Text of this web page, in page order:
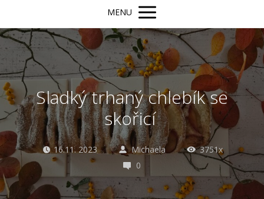
MENU
Sladký trhaný chlebík se
skořicí
16.11. 2023 Michaela
3751x
0